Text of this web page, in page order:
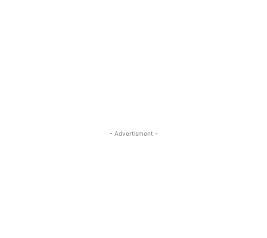
- Advertisment -